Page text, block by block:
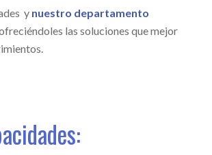
y nuestro departamento
las soluciones que mejor